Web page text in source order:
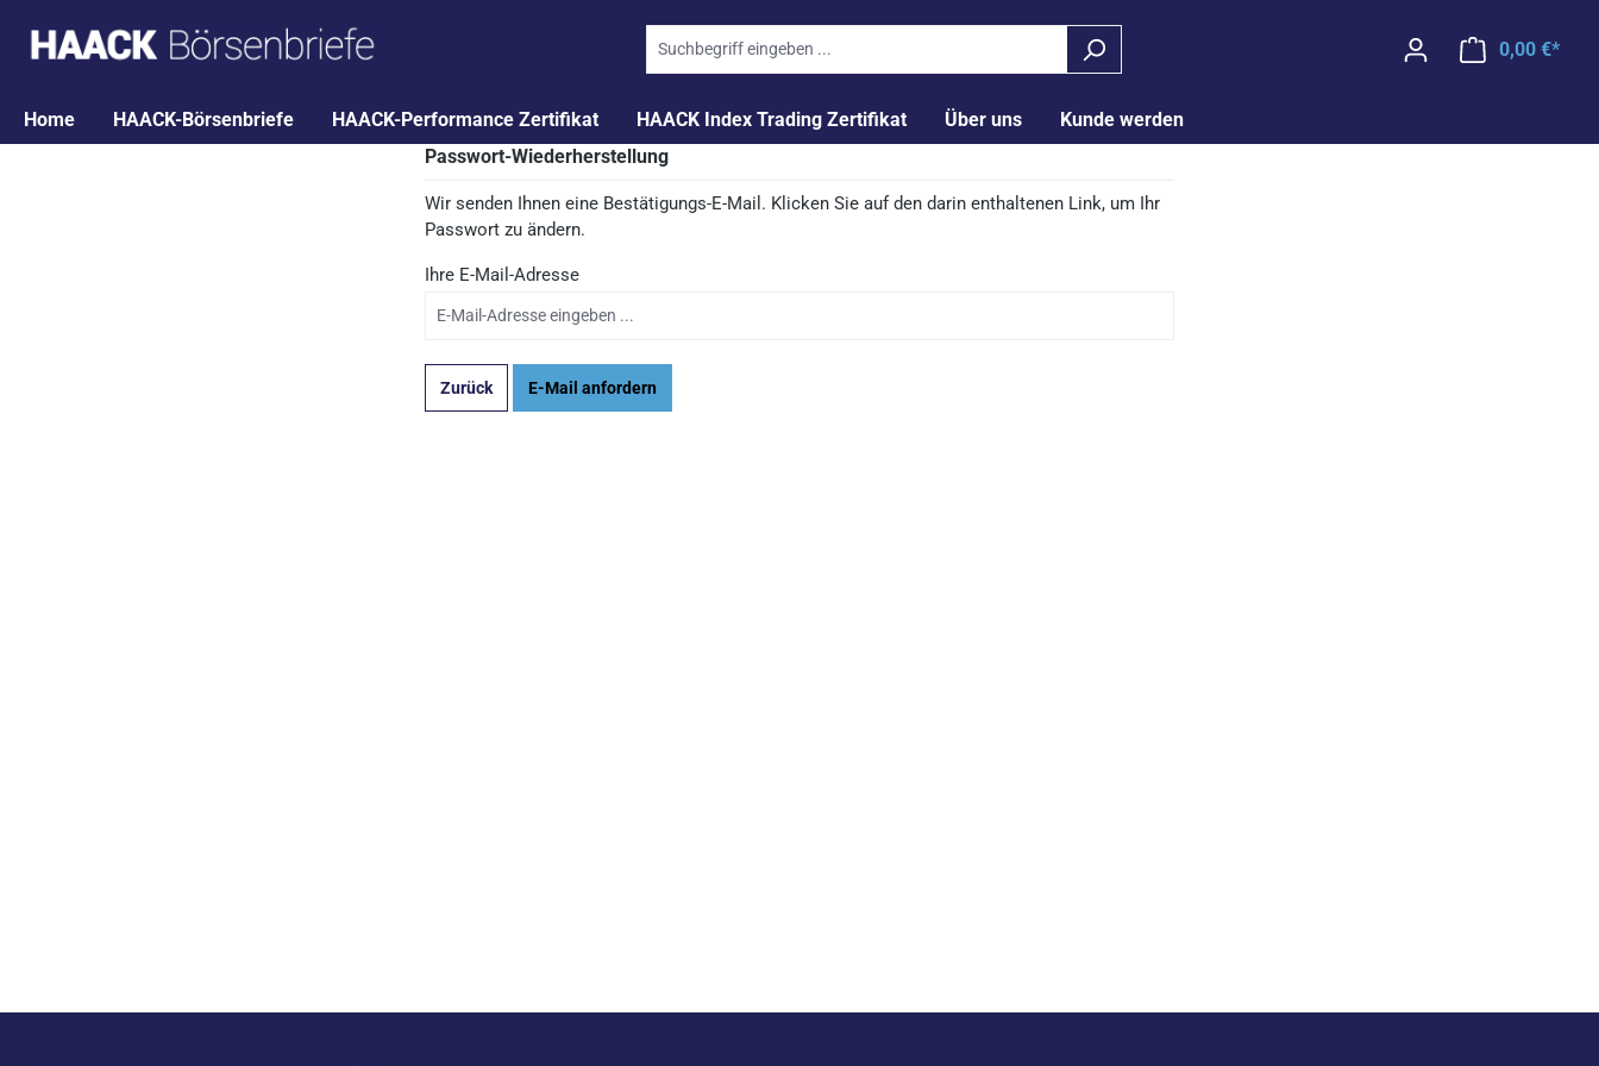
Zur Hauptnavigation springen
0,00 €*
Home HAACK-Börsenbriefe HAACK-Performance Zertifikat HAACK Index Trading Zertifikat Über uns
Kunde werden
Passwort-Wiederherstellung
Wir senden Ihnen eine Bestätigungs-E-Mail. Klicken Sie auf den darin enthaltenen Link, um Ihr
Passwort zu ändern.
Ihre E-Mail-Adresse
Zurück E-Mail anfordern